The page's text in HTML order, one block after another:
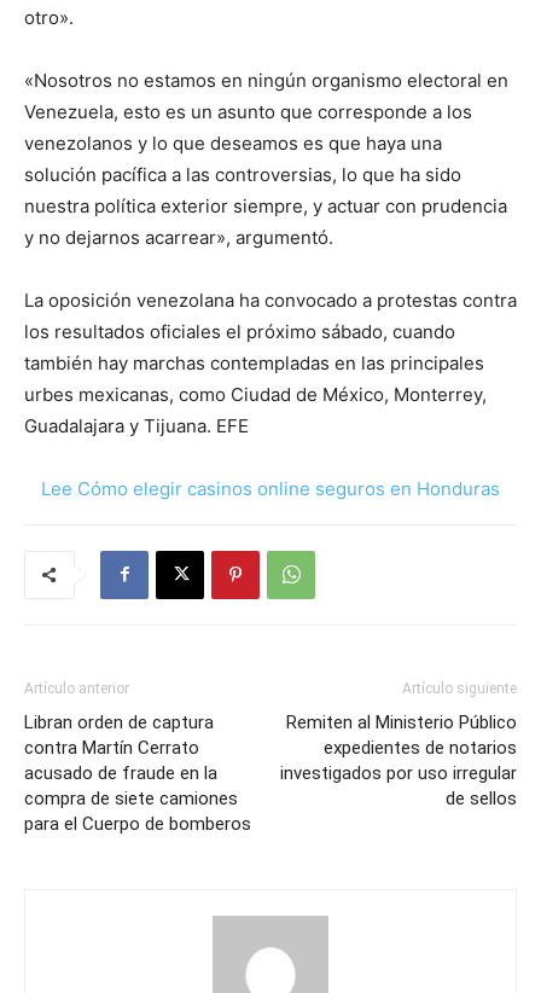
otro».
«Nosotros no estamos en ningún organismo electoral en
Venezuela, esto es un asunto que corresponde a los
venezolanos y lo que deseamos es que haya una
solución pacífica a las controversias, lo que ha sido
nuestra política exterior siempre, y actuar con prudencia
y no dejarnos acarrear», argumentó.
La oposición venezolana ha convocado a protestas contra
los resultados oficiales el próximo sábado, cuando
también hay marchas contempladas en las principales
urbes mexicanas, como Ciudad de México, Monterrey,
Guadalajara y Tijuana. EFE
Lee Cómo elegir casinos online seguros en Honduras
Artículo anterior
Libran orden de captura
contra Martín Cerrato
acusado de fraude en la
compra de siete camiones
para el Cuerpo de bomberos
Artículo siguiente
Remiten al Ministerio Público
expedientes de notarios
investigados por uso irregular
de sellos